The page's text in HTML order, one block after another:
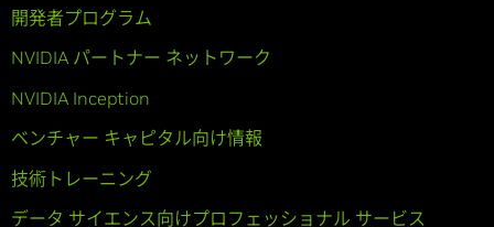
開発者プログラム
NVIDIA パートナー ネットワーク
NVIDIA Inception
ベンチャー キャピタル向け情報
技術トレーニング
データ サイエンス向けプロフェッショナル サービス